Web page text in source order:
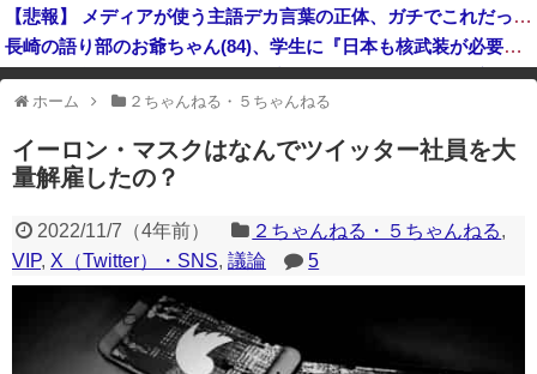
【悲報】 メディアが使う主語デカ言葉の正体、ガチでこれだったｗｗｗｗ
長崎の語り部のお爺ちゃん(84)、学生に『日本も核武装が必要』と言われびっくり
中国「大豪雨！」三峡ダム「基礎部分破損」中国「全力放流！」台風13号「中国上陸予測」台風15号「中国接近（画像」中国「台風同時上陸！（穀物生産が壊滅危機」→
一部のコンテンツが表示されなくなったり、サイト全体のレイアウトが崩れ
たりする場合があります。
ホーム ２ちゃんねる・５ちゃんねる
イーロン・マスクはなんでツイッター社員を大
量解雇したの？
2022/11/7 （4年前） ２ちゃんねる・５ちゃんねる,
VIP, X（Twitter）・SNS, 議論 5